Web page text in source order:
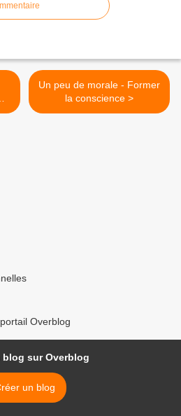
Un peu de morale - Former
la conscience >
Overblog
blog sur Overblog
un blog